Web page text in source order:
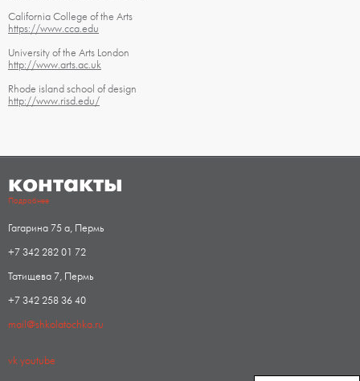
California College of the Arts
https://www.cca.edu
University of the Arts London
http://www.arts.ac.uk
Rhode island school of design
http://www.risd.edu/
контакты
Подробнее
Гагарина 75 а, Пермь
+7 342 282 01 72
Татищева 7, Пермь
+7 342 258 36 40
mail@shkolatochka.ru
vkyoutube